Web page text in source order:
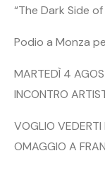
“The Dark Side
Podio a Monza
MARTEDÌ 4
INCONTRO
VOGLIO
OMAGGIO A